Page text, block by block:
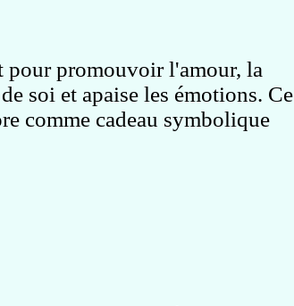
pour promouvoir l'amour, la
soi et apaise les émotions. Ce
comme cadeau symbolique